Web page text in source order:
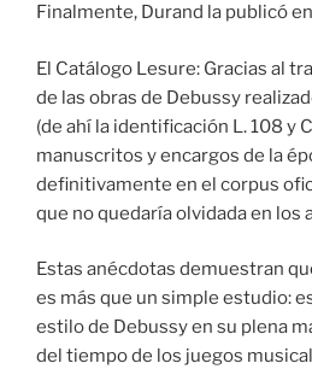
Finalmente, Durand la publicó
El Catálogo Lesure: Gracias al
de las obras de Debussy
(de ahí la identificación L. 108 y
manuscritos y encargos de la
definitivamente en el corpus
que no quedaría olvidada en los
Estas anécdotas demuestran
es más que un simple estudio:
estilo de Debussy en su plena
del tiempo de los juegos